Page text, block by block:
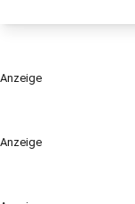
Anzeige
Anzeige